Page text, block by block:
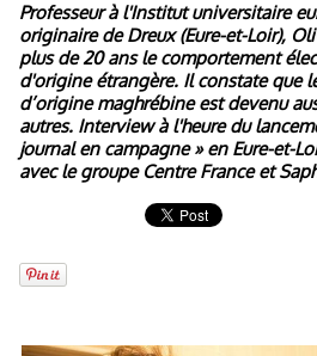
Professeur à l'Institut universitaire
originaire de Dreux (Eure-et-Loir),
plus de 20 ans le comportement
d'origine étrangère. Il constate que
d’origine maghrébine est devenu
autres. Interview à l'heure du
journal en campagne » en Eure-et-
avec le groupe Centre France et